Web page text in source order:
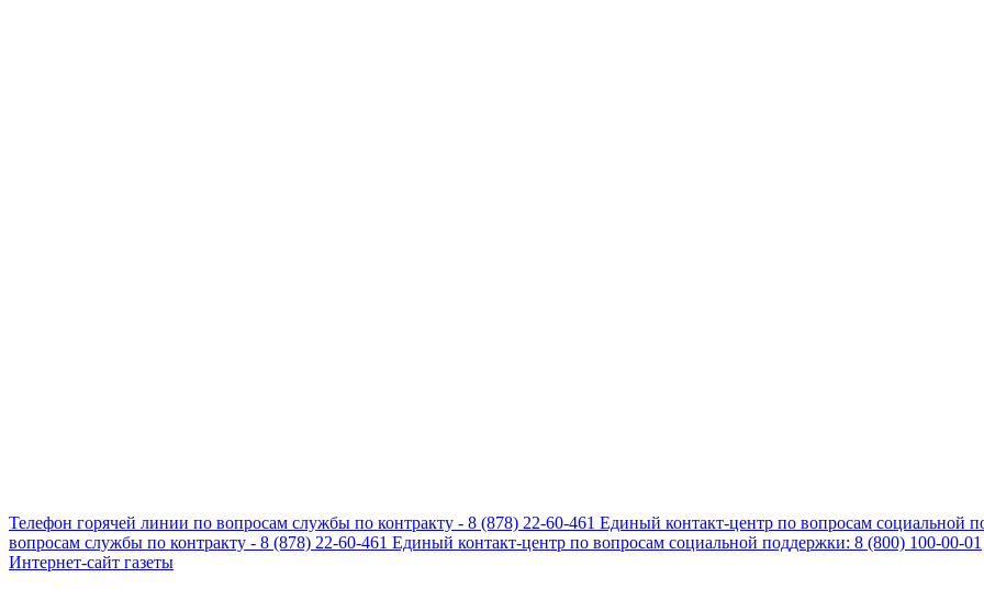
Телефон горячей линии по вопросам службы по контракту - 8 (878) 22-60-461 Единый контакт-центр по вопросам социальной
вопросам службы по контракту - 8 (878) 22-60-461 Единый контакт-центр по вопросам социальной поддержки: 8 (800) 100-00-01
Интернет-сайт газеты